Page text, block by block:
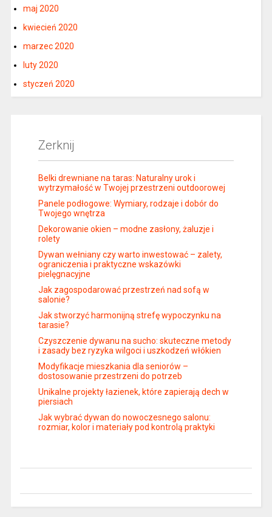
maj 2020
kwiecień 2020
marzec 2020
luty 2020
styczeń 2020
Zerknij
Belki drewniane na taras: Naturalny urok i
wytrzymałość w Twojej przestrzeni outdoorowej
Panele podłogowe: Wymiary, rodzaje i dobór do
Twojego wnętrza
Dekorowanie okien – modne zasłony, żaluzje i
rolety
Dywan wełniany czy warto inwestować – zalety,
ograniczenia i praktyczne wskazówki
pielęgnacyjne
Jak zagospodarować przestrzeń nad sofą w
salonie?
Jak stworzyć harmonijną strefę wypoczynku na
tarasie?
Czyszczenie dywanu na sucho: skuteczne metody
i zasady bez ryzyka wilgoci i uszkodzeń włókien
Modyfikacje mieszkania dla seniorów –
dostosowanie przestrzeni do potrzeb
Unikalne projekty łazienek, które zapierają dech w
piersiach
Jak wybrać dywan do nowoczesnego salonu:
rozmiar, kolor i materiały pod kontrolą praktyki